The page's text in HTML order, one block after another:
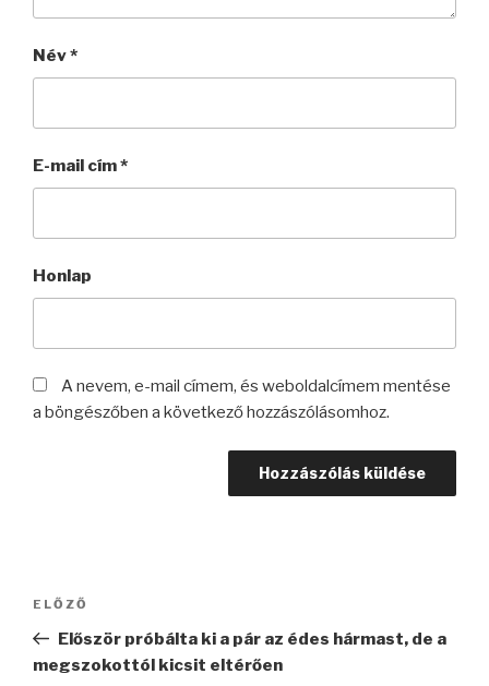
Név*
E-mail cím*
Honlap
A nevem, e-mail címem, és weboldalcímem mentése
a böngészőben a következő hozzászólásomhoz.
Bejegyzés
Korábbi
bejegyzés
ELŐZŐ
Először próbálta ki a pár az édes hármast, de a
megszokottól kicsit eltérően